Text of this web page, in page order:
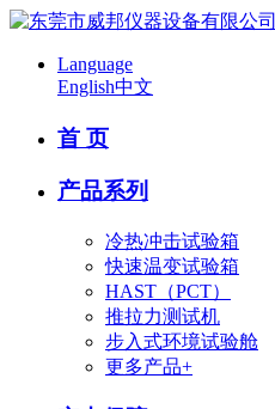
Language
English中文
首 页
产品系列
冷热冲击试验箱
快速温变试验箱
HAST（PCT）
推拉力测试机
步入式环境试验舱
更多产品+